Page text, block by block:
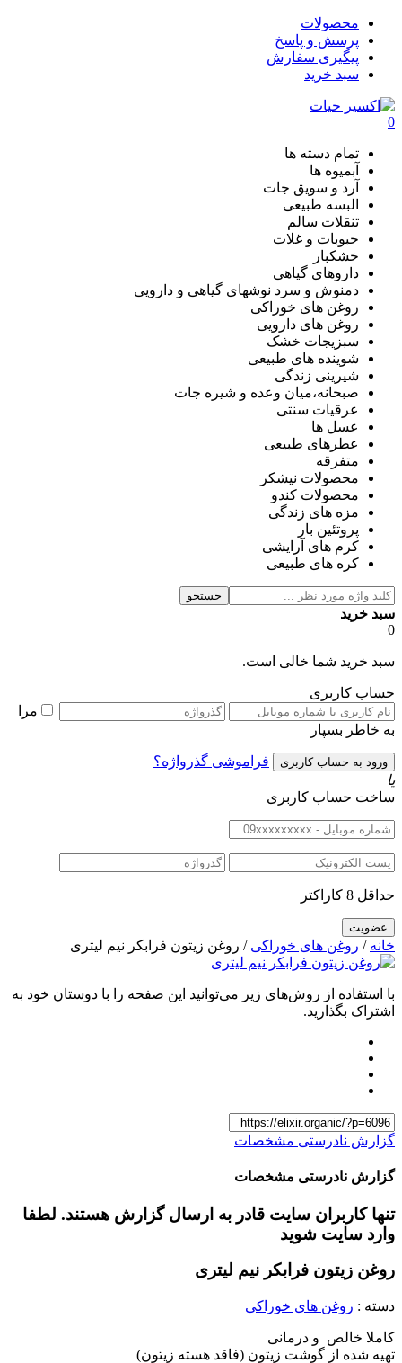
محصولات
پرسش و پاسخ
پیگیری سفارش
سبد خرید
0
تمام دسته ها
آبمیوه ها
آرد و سویق جات
البسه طبیعی
تنقلات سالم
حبوبات و غلات
خشکبار
داروهای گیاهی
دمنوش و سرد نوشهای گیاهی و دارویی
روغن های خوراکی
روغن های دارویی
سبزیجات خشک
شوینده های طبیعی
شیرینی زندگی
صبحانه،میان وعده و شیره جات
عرقیات سنتی
عسل ها
عطرهای طبیعی
متفرقه
محصولات نیشکر
محصولات کندو
مزه های زندگی
پروتئین بار
کرم های آرایشی
کره های طبیعی
جستجو
سبد خرید
0
سبد خرید شما خالی است.
حساب کاربری
مرا
به خاطر بسپار
فراموشی گذرواژه؟
یا
ساخت حساب کاربری
حداقل 8 کاراکتر
خانه / روغن های خوراکی / روغن زیتون فرابکر نیم لیتری
با استفاده از روش‌های زیر می‌توانید این صفحه را با دوستان خود به
اشتراک بگذارید.
گزارش نادرستی مشخصات
گزارش نادرستی مشخصات
تنها کاربران سایت قادر به ارسال گزارش هستند. لطفا
وارد سایت شوید
روغن زیتون فرابکر نیم لیتری
دسته : روغن های خوراکی
کاملا خالص و درمانی
تهیه شده از گوشت زیتون (فاقد هسته زیتون)